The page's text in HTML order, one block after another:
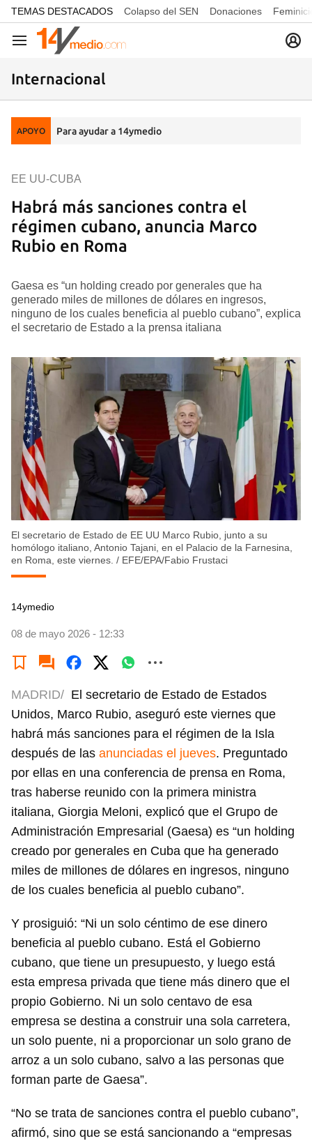
common.go-to-content
TEMAS DESTACADOS Colapso del SEN Donaciones
Navegación
Internacional
APOYO Para ayudar a 14ymedio
Habrá más sanciones contra el
régimen cubano, anuncia Marco
Rubio en Roma
EE UU-CUBA
Gaesa es “un holding creado por generales que ha
generado miles de millones de dólares en ingresos,
ninguno de los cuales beneficia al pueblo cubano”, explica
el secretario de Estado a la prensa italiana
El secretario de Estado de EE UU Marco Rubio, junto a su
homólogo italiano, Antonio Tajani, en el Palacio de la Farnesina,
en Roma, este viernes. / EFE/EPA/Fabio Frustaci
14ymedio
08 de mayo 2026 - 12:33
MADRID/ El secretario de Estado de Estados
Unidos, Marco Rubio, aseguró este viernes que
habrá más sanciones para el régimen de la Isla
después de las anunciadas el jueves. Preguntado
por ellas en una conferencia de prensa en Roma,
tras haberse reunido con la primera ministra
italiana, Giorgia Meloni, explicó que el Grupo de
Administración Empresarial (Gaesa) es “un holding
creado por generales en Cuba que ha generado
miles de millones de dólares en ingresos, ninguno
de los cuales beneficia al pueblo cubano”.
Y prosiguió: “Ni un solo céntimo de ese dinero
beneficia al pueblo cubano. Está el Gobierno
cubano, que tiene un presupuesto, y luego está
esta empresa privada que tiene más dinero que el
propio Gobierno. Ni un solo centavo de esa
empresa se destina a construir una sola carretera,
un solo puente, ni a proporcionar un solo grano de
arroz a un solo cubano, salvo a las personas que
forman parte de Gaesa”.
“No se trata de sanciones contra el pueblo cubano”,
afirmó, sino que se está sancionando a “empresas